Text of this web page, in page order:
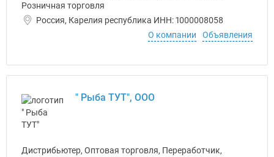
Розничная торговля
Россия, Карелия республика ИНН: 1000008058
О компании
Объявления
" Рыба ТУТ", ООО
Дистрибьютер, Оптовая торговля, Переработчик,